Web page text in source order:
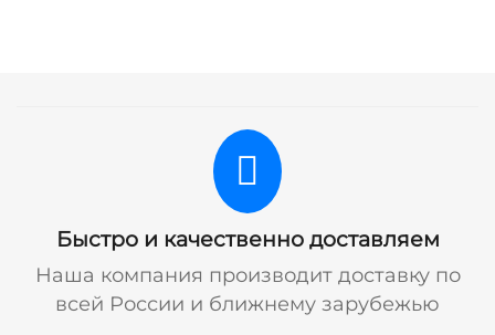
Быстро и качественно доставляем
Наша компания производит доставку по
всей России и ближнему зарубежью